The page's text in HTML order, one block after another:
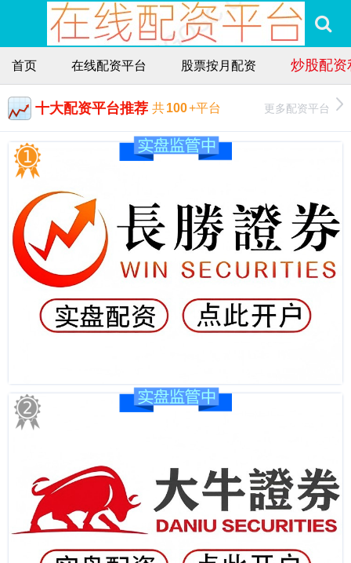
首页 在线配资平台 股票按月配资 炒股配资
十大配资平台推荐 共100+平台 更多配资平台